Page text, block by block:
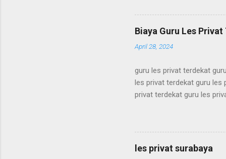
simak ui bimbel simak ui
bimbel simak ui bimbel
simak ui bimbel simak ui
Biaya Guru Les
April 28, 2024
guru les privat terdekat
les privat terdekat guru les
privat terdekat guru les
terdekat guru les privat
terdekat guru les privat
terdekat guru les privat
terdekat guru les privat
les privat surabaya